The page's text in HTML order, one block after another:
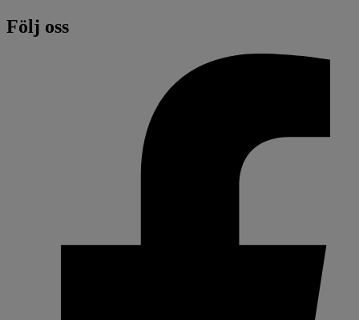
Följ oss